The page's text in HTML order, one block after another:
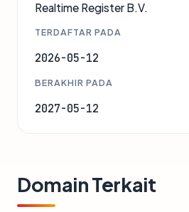
Realtime Register B.V.
TERDAFTAR PADA
2026-05-12
BERAKHIR PADA
2027-05-12
Domain Terkait